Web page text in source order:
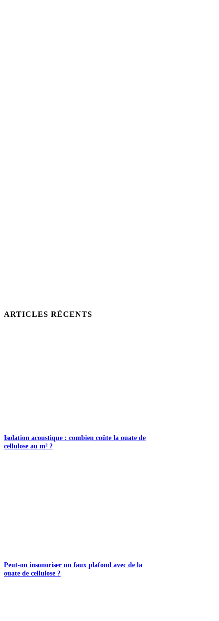
ARTICLES RÉCENTS
Isolation acoustique : combien coûte la ouate de
cellulose au m² ?
Peut-on insonoriser un faux plafond avec de la
ouate de cellulose ?